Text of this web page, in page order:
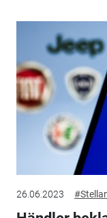
26.06.2023